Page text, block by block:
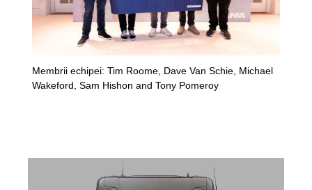
Membrii echipei: Tim Roome, Dave Van Schie, Michael
Wakeford, Sam Hishon and Tony Pomeroy